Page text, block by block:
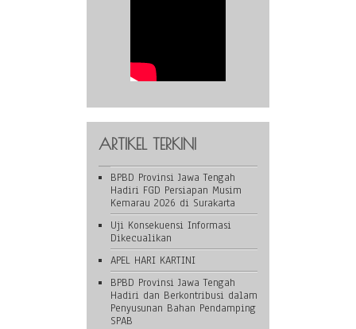
ARTIKEL TERKINI
BPBD Provinsi Jawa Tengah
Hadiri FGD Persiapan Musim
Kemarau 2026 di Surakarta
Uji Konsekuensi Informasi
Dikecualikan
APEL HARI KARTINI
BPBD Provinsi Jawa Tengah
Hadiri dan Berkontribusi dalam
Penyusunan Bahan Pendamping
SPAB